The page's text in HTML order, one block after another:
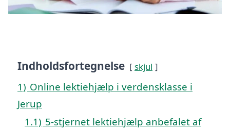
Indholdsfortegnelse skjul
1) Online lektiehjælp i verdensklasse i
Jerup
1.1) 5-stjernet lektiehjælp anbefalet af